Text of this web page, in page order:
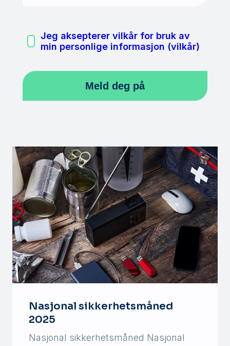
Jeg aksepterer vilkår for bruk av
min personlige informasjon (vilkår)
Nasjonal sikkerhetsmåned
2025
Nasjonal sikkerhetsmåned Nasjonal